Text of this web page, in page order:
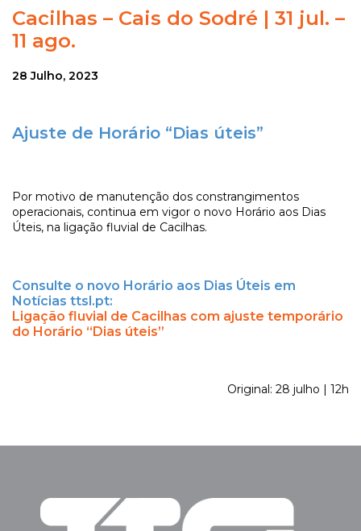
Cacilhas – Cais do Sodré | 31 jul. –
11 ago.
28 Julho, 2023
Ajuste de Horário “Dias úteis”
Por motivo de manutenção dos constrangimentos
operacionais, continua em vigor o novo Horário aos Dias
Úteis, na ligação fluvial de Cacilhas.
Consulte o novo Horário aos Dias Úteis em
Notícias ttsl.pt:
Ligação fluvial de Cacilhas com ajuste temporário
do Horário “Dias úteis”
Original: 28 julho | 12h